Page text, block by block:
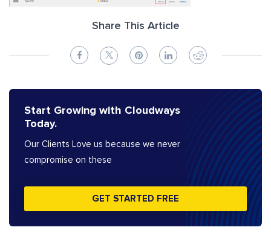
Share This Article
Start Growing with Cloudways
Today.
Our Clients Love us because we never
compromise on these
GET STARTED FREE